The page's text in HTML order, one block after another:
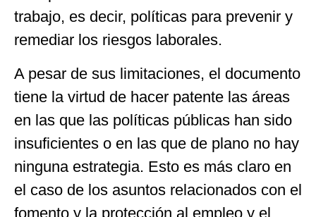
trabajo, es decir, políticas para prevenir y
remediar los riesgos laborales.
A pesar de sus limitaciones, el documento
tiene la virtud de hacer patente las áreas
en las que las políticas públicas han sido
insuficientes o en las que de plano no hay
ninguna estrategia. Esto es más claro en
el caso de los asuntos relacionados con el
fomento y la protección al empleo y el